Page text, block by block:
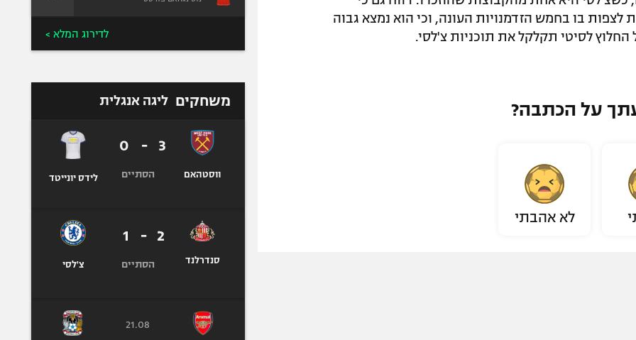
לצפות בו בחמש הזדמנויות העונה, וכי הוא נמצא גבוה
לסיטי תקלקל את תוכניות צ'לסי.
על הכתבה?
לא אהבתי
לדירוג המלא >
משחקים ליגה אנגלית
ווסטהאם
3
-
0
הסתיים לידס יונייטד
סנדרלנד
2
-
1
הסתיים צ'לסי
21.08